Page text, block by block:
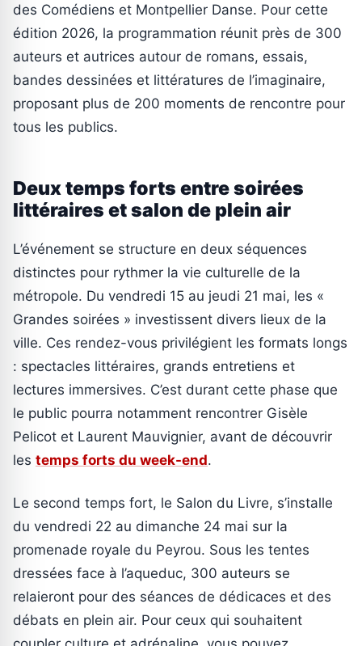
des Comédiens et Montpellier Danse. Pour cette
édition 2026, la programmation réunit près de 300
auteurs et autrices autour de romans, essais,
bandes dessinées et littératures de l’imaginaire,
proposant plus de 200 moments de rencontre pour
tous les publics.
Deux temps forts entre soirées
littéraires et salon de plein air
L’événement se structure en deux séquences
distinctes pour rythmer la vie culturelle de la
métropole. Du vendredi 15 au jeudi 21 mai, les «
Grandes soirées » investissent divers lieux de la
ville. Ces rendez-vous privilégient les formats longs
: spectacles littéraires, grands entretiens et
lectures immersives. C’est durant cette phase que
le public pourra notamment rencontrer Gisèle
Pelicot et Laurent Mauvignier, avant de découvrir
les temps forts du week-end.
Le second temps fort, le Salon du Livre, s’installe
du vendredi 22 au dimanche 24 mai sur la
promenade royale du Peyrou. Sous les tentes
dressées face à l’aqueduc, 300 auteurs se
relaieront pour des séances de dédicaces et des
débats en plein air. Pour ceux qui souhaitent